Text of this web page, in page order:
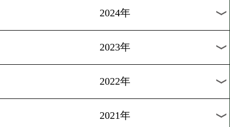
の世界戦
[出張取材]2019.12.14
やすおかだいごが鹿児島入
1